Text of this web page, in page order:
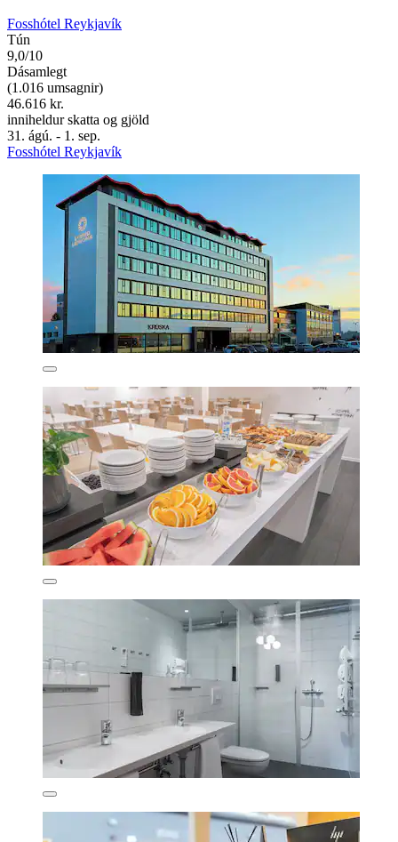
Fosshótel Reykjavík
Tún
9,0/10
Dásamlegt
(1.016 umsagnir)
46.616 kr.
inniheldur skatta og gjöld
31. ágú. - 1. sep.
Fosshótel Reykjavík